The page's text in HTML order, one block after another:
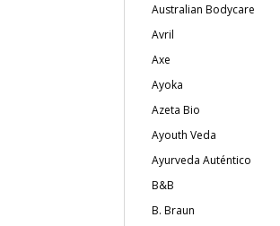
Australian Bodycare
Avril
Axe
Ayoka
Azeta Bio
Ayouth Veda
Ayurveda Auténtico
B&B
B. Braun